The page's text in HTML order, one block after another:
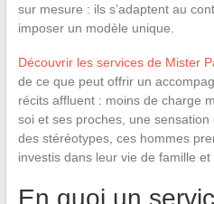
sur mesure : ils s’adaptent au
imposer un modèle unique.
Découvrir les services de Mister
de ce que peut offrir un
récits affluent : moins de charge
soi et ses proches, une
des stéréotypes, ces hommes
investis dans leur vie de famille et
En quoi un